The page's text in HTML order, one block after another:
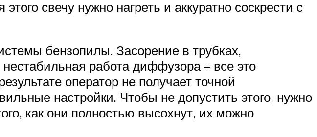
свечу нужно нагреть и аккуратно соскрести с
бензопилы. Засорение в трубках,
работа диффузора – все это
оператор не получает точной
настройки. Чтобы не допустить этого, нужно
как они полностью высохнут, их можно